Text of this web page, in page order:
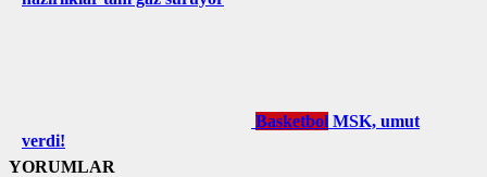
Basketbol MSK, umut
verdi!
YORUMLAR